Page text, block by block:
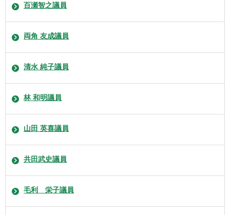
百瀬智之議員
両角 友成議員
清水 純子議員
林 和明議員
山田 英喜議員
共田武史議員
毛利 栄子議員